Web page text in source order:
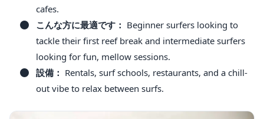
cafes.
こんな方に最適です： Beginner surfers looking to
tackle their first reef break and intermediate surfers
looking for fun, mellow sessions.
設備： Rentals, surf schools, restaurants, and a chill-
out vibe to relax between surfs.